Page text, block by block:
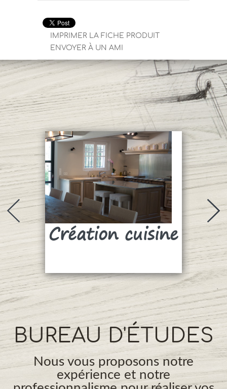
IMPRIMER LA FICHE PRODUIT
ENVOYER À UN AMI
Création cuisine
BUREAU D'ÉTUDES
Nous vous proposons notre
expérience et notre